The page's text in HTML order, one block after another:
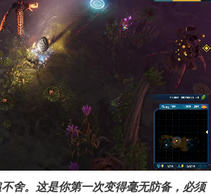
舍。这是你第一次变得毫无防备，必须